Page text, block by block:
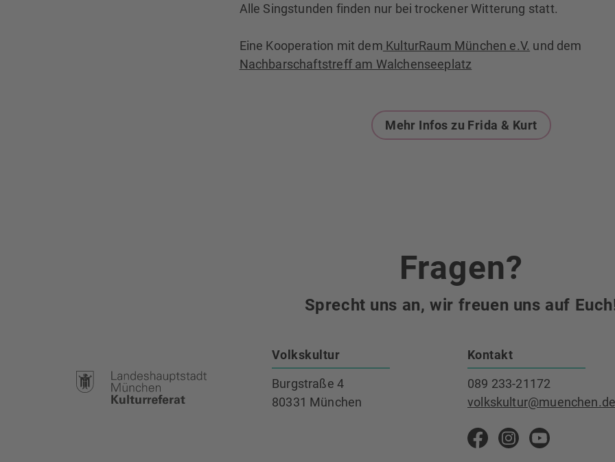
Alle Singstunden finden nur bei trockener Witterung statt.
Eine Kooperation mit dem KulturRaum München e.V. und dem
Nachbarschaftstreff am Walchenseeplatz
Mehr Infos zu Frida & Kurt
Fragen?
Sprecht uns an, wir freuen uns auf
Volkskultur
Burgstraße 4
80331 München
Kontakt
089 233-21172
volkskultur@muenchen.de
Volkskultur auf
Volkskultur